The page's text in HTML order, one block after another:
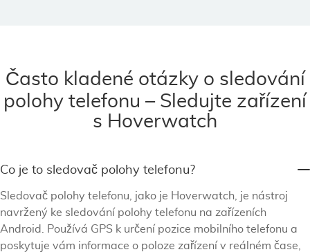
Často kladené otázky o sledování
polohy telefonu – Sledujte zařízení
s Hoverwatch
Co je to sledovač polohy telefonu?
Sledovač polohy telefonu, jako je Hoverwatch, je nástroj
navržený ke sledování polohy telefonu na zařízeních
Android. Používá GPS k určení pozice mobilního telefonu a
poskytuje vám informace o poloze zařízení v reálném čase,